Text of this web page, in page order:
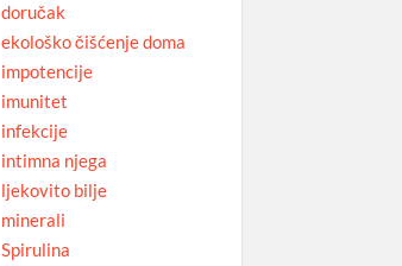
doručak
ekološko čišćenje doma
impotencije
imunitet
infekcije
intimna njega
ljekovito bilje
minerali
Spirulina